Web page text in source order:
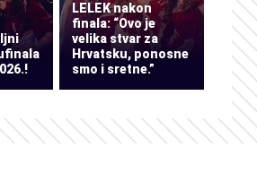
LELEK nakon
finala: “Ovo je
velika stvar za
Hrvatsku, ponosne
smo i sretne.”